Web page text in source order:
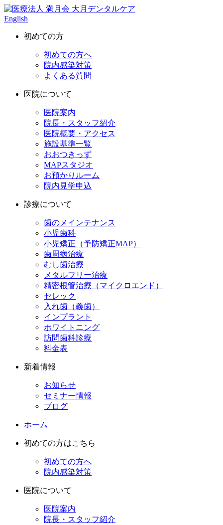
English
初めての方
初めての方へ
院内感染対策
よくある質問
医院について
医院案内
院長・スタッフ紹介
医院概要・アクセス
施設基準一覧
おおつきっず
MAPスタジオ
お預かりルーム
院内見学申込
診療について
歯のメインテナンス
小児歯科
小児矯正（予防矯正MAP）
歯周病治療
むし歯治療
メタルフリー治療
精密根管治療（マイクロエンド）
セレック
入れ歯（義歯）
インプラント
ホワイトニング
訪問歯科診療
料金表
新着情報
お知らせ
セミナー情報
ブログ
ホーム
初めての方はこちら
初めての方へ
院内感染対策
医院について
医院案内
院長・スタッフ紹介